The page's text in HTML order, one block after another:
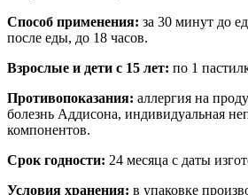
Способ применения: за 30 минут до
после еды, до 18 часов.
Взрослые и дети с 15 лет: по 1
Противопоказания: аллергия на
болезнь Аддисона, индивидуальная
компонентов.
Срок годности: 24 месяца с даты
Условия хранения: в упаковке